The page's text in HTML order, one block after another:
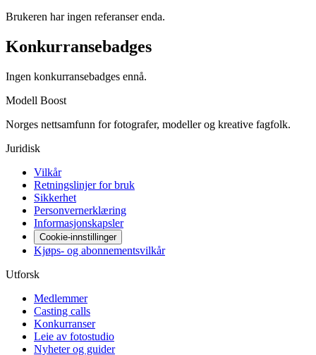
Brukeren har ingen referanser enda.
Konkurransebadges
Ingen konkurransebadges ennå.
Modell Boost
Norges nettsamfunn for fotografer, modeller og kreative fagfolk.
Juridisk
Vilkår
Retningslinjer for bruk
Sikkerhet
Personvernerklæring
Informasjonskapsler
Cookie-innstillinger
Kjøps- og abonnementsvilkår
Utforsk
Medlemmer
Casting calls
Konkurranser
Leie av fotostudio
Nyheter og guider